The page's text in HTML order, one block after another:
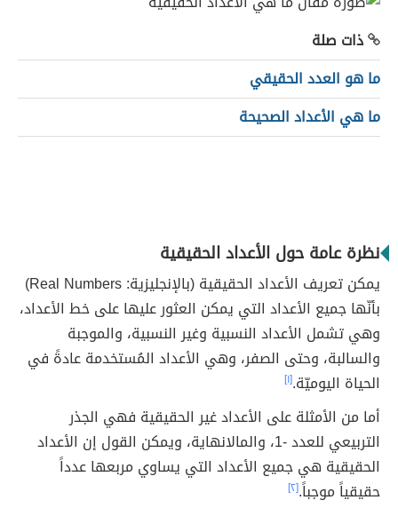
ذات صلة
ما هو العدد الحقيقي
ما هي الأعداد الصحيحة
نظرة عامة حول الأعداد الحقيقية
يمكن تعريف الأعداد الحقيقية (بالإنجليزية: Real Numbers)
بأنّها جميع الأعداد التي يمكن العثور عليها على خط الأعداد،
وهي تشمل الأعداد النسبية وغير النسبية، والموجبة
والسالبة، وحتى الصفر، وهي الأعداد المُستخدمة عادةً في
الحياة اليوميّة.[١]
أما من الأمثلة على الأعداد غير الحقيقية فهي الجذر
التربيعي للعدد -1، والمالانهاية، ويمكن القول إن الأعداد
الحقيقية هي جميع الأعداد التي يساوي مربعها عدداً
حقيقياً موجباً.[٢]